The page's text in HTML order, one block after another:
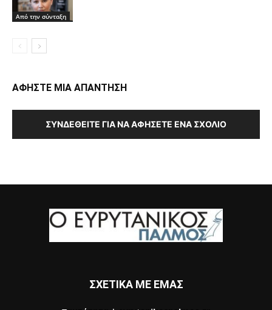
Από την σύνταξη
ΑΦΗΣΤΕ ΜΙΑ ΑΠΑΝΤΗΣΗ
ΣΥΝΔΕΘΕΊΤΕ ΓΙΑ ΝΑ ΑΦΉΣΕΤΕ ΈΝΑ ΣΧΌΛΙΟ
ΣΧΕΤΙΚΑ ΜΕ ΕΜΑΣ